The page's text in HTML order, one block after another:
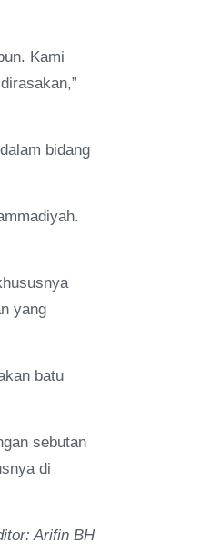
Kami
bidang
yang
batu
sebutan
di
Arifin BH